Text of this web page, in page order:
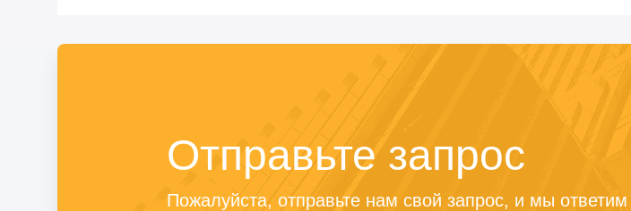
Отправьте запрос
Пожалуйста, отправьте нам свой запрос, и мы ответим